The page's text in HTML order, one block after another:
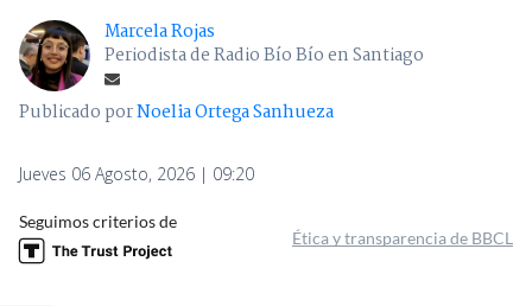
Marcela Rojas
Periodista de Radio Bío Bío en Santiago
Publicado porNoelia Ortega Sanhueza
Jueves 06 Agosto, 2026 | 09:20
Seguimos criterios de
Ética y transparencia de BBCL